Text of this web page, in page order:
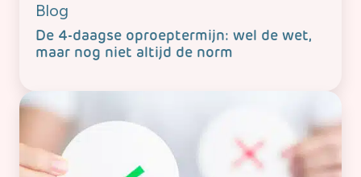
Blog
De 4-daagse oproeptermijn: wel de wet,
maar nog niet altijd de norm